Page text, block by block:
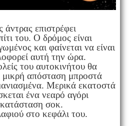
επιστρέφει
του. Ο δρόμος είναι
και φαίνεται να είναι
αυτή την ώρα.
του αυτοκινήτου θα
μικρή απόσταση μπροστά
Μερικά εκατοστά
ένα νεαρό αγόρι
σοκ.
στο κεφάλι του.